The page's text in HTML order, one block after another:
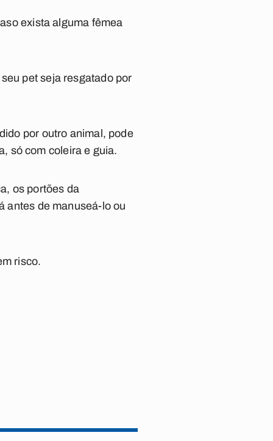
exista alguma fêmea
pet seja resgatado por
por outro animal, pode
só com coleira e guia.
os portões da
antes de manuseá-lo ou
risco.